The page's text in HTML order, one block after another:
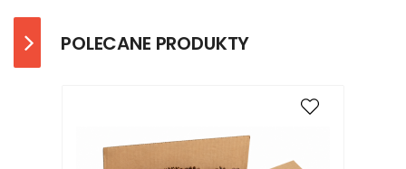
POLECANE PRODUKTY